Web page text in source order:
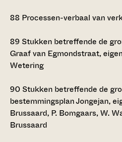
88 Processen-verbaal van
89 Stukken betreffende de
Graaf van Egmondstraat,
Wetering
90 Stukken betreffende de
bestemmingsplan Jongejan,
Brussaard, P. Bomgaars, W.
Brussaard